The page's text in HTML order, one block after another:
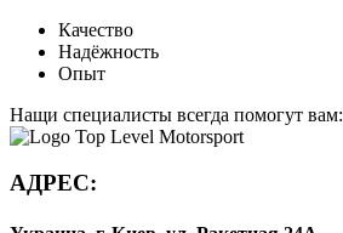
Качество
Надёжность
Опыт
Нащи специалисты всегда помогут вам:
АДРЕС: